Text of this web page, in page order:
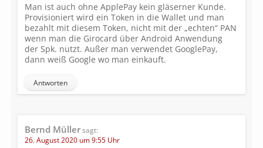
Man ist auch ohne ApplePay kein gläserner Kunde.
Provisioniert wird ein Token in die Wallet und man
bezahlt mit diesem Token, nicht mit der „echten“ PAN
wenn man die Girocard über Android Anwendung
der Spk. nutzt. Außer man verwendet GooglePay,
dann weiß Google wo man einkauft.
Antworten
Bernd Müllersagt:
26. August 2020 um 9:55 Uhr